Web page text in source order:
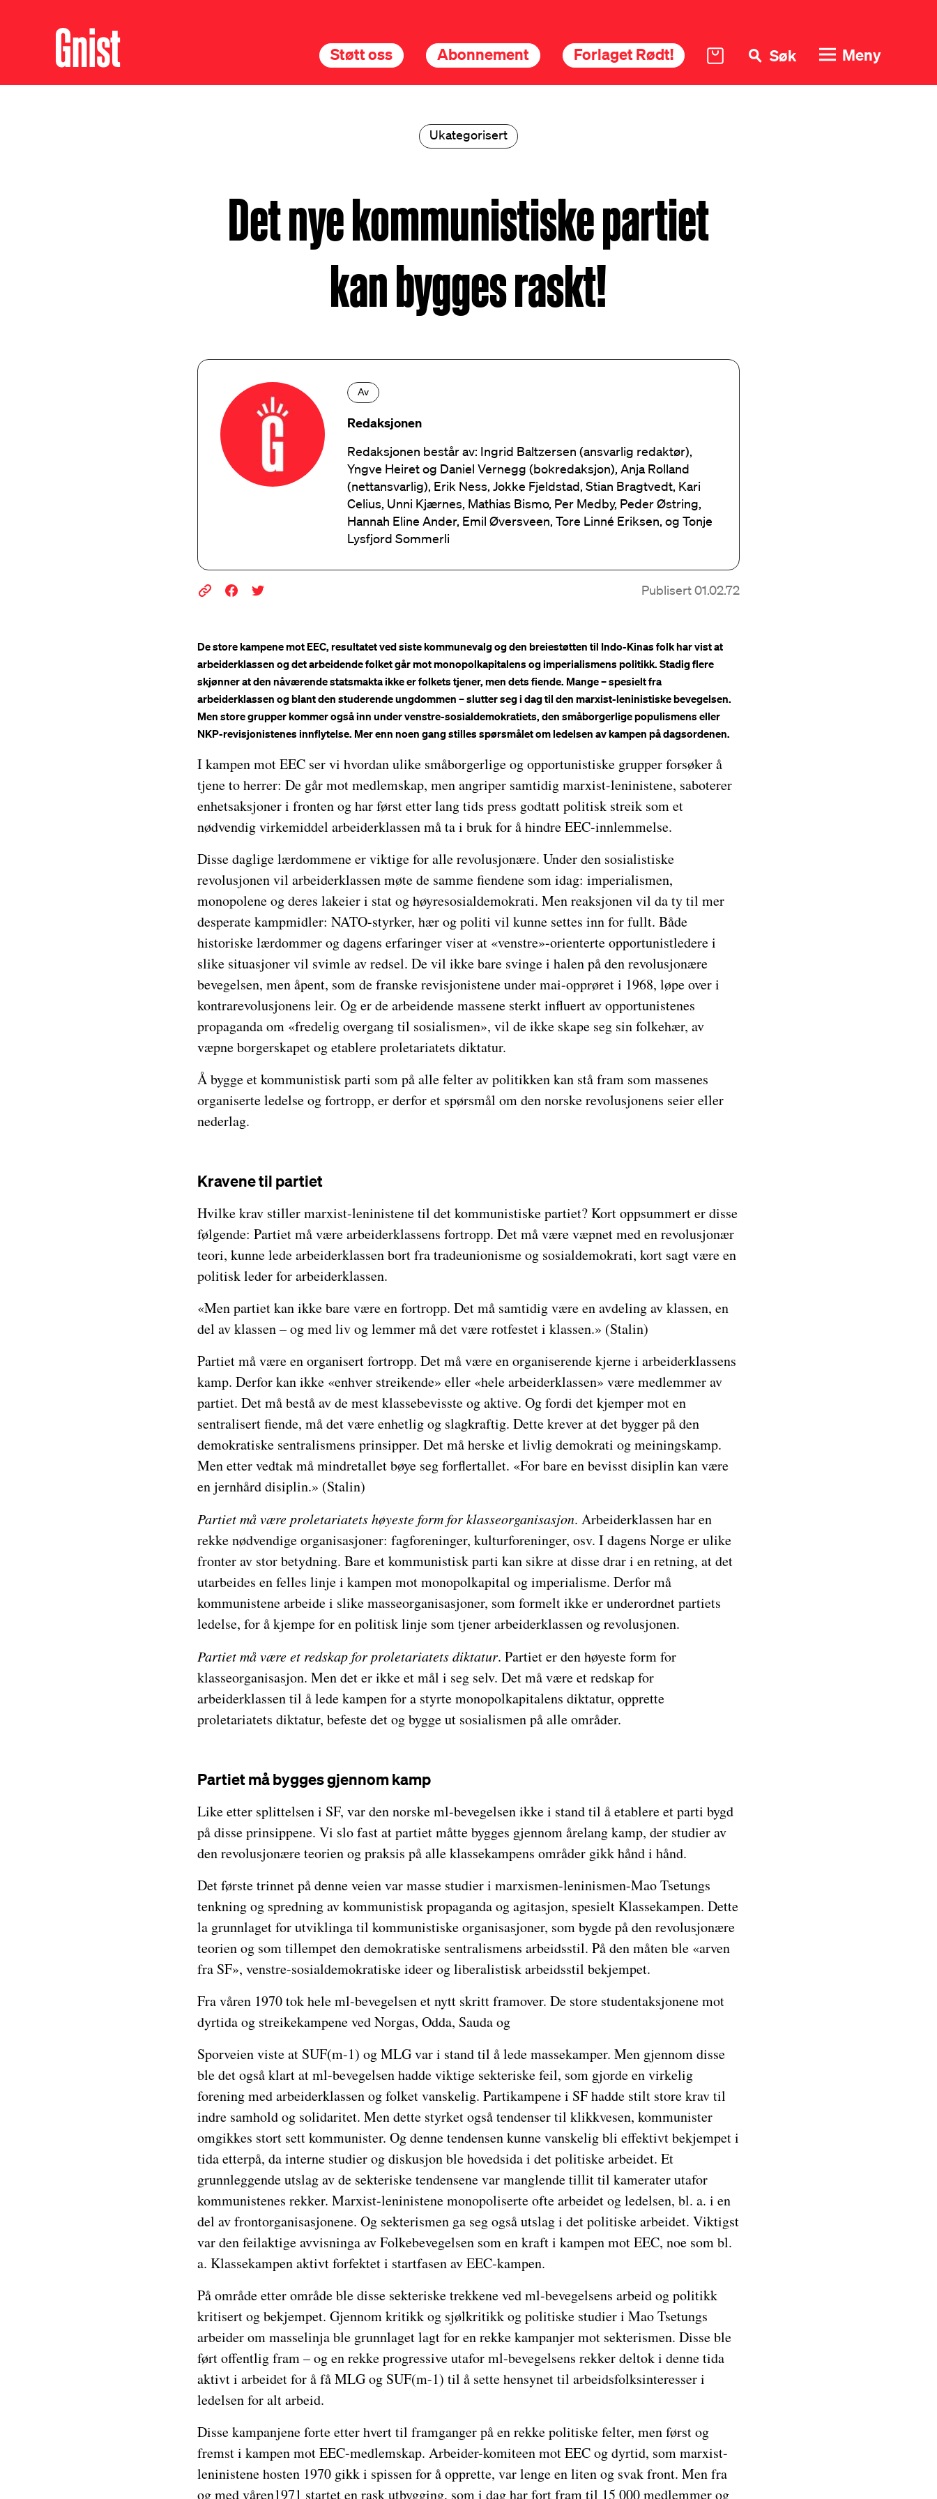
Støtt oss Abonnement Forlaget Rødt! Søk Meny
Ukategorisert
Det nye kommunistiske partiet
kan bygges raskt!
Av
Redaksjonen
Redaksjonen består av: Ingrid Baltzersen (ansvarlig redaktør),
Yngve Heiret og Daniel Vernegg (bokredaksjon), Anja Rolland
(nettansvarlig), Erik Ness, Jokke Fjeldstad, Stian Bragtvedt, Kari
Celius, Unni Kjærnes, Mathias Bismo, Per Medby, Peder Østring,
Hannah Eline Ander, Emil Øversveen, Tore Linné Eriksen, og Tonje
Lysfjord Sommerli
Publisert 01.02.72
De store kampene mot EEC, resultatet ved siste kommunevalg og den breiestøtten til Indo-Kinas folk har vist at
arbeiderklassen og det arbeidende folket går mot monopolkapitalens og imperialismens politikk. Stadig flere
skjønner at den nåværende statsmakta ikke er folkets tjener, men dets fiende. Mange – spesielt fra
arbeiderklassen og blant den studerende ungdommen – slutter seg i dag til den marxist-leninistiske bevegelsen.
Men store grupper kommer også inn under venstre-sosialdemokratiets, den småborgerlige populismens eller
NKP-revisjonistenes innflytelse. Mer enn noen gang stilles spørsmålet om ledelsen av kampen på dagsordenen.
I kampen mot EEC ser vi hvordan ulike småborgerlige og opportunistiske grupper forsøker å
tjene to herrer: De går mot medlemskap, men angriper samtidig marxist-leninistene, saboterer
enhetsaksjoner i fronten og har først etter lang tids press godtatt politisk streik som et
nødvendig virkemiddel arbeiderklassen må ta i bruk for å hindre EEC-innlemmelse.
Disse daglige lærdommene er viktige for alle revolusjonære. Under den sosialistiske
revolusjonen vil arbeiderklassen møte de samme fiendene som idag: imperialismen,
monopolene og deres lakeier i stat og høyresosialdemokrati. Men reaksjonen vil da ty til mer
desperate kampmidler: NATO-styrker, hær og politi vil kunne settes inn for fullt. Både
historiske lærdommer og dagens erfaringer viser at «venstre»-orienterte opportunistledere i
slike situasjoner vil svimle av redsel. De vil ikke bare svinge i halen på den revolusjonære
bevegelsen, men åpent, som de franske revisjonistene under mai-opprøret i 1968, løpe over i
kontrarevolusjonens leir. Og er de arbeidende massene sterkt influert av opportunistenes
propaganda om «fredelig overgang til sosialismen», vil de ikke skape seg sin folkehær, av
væpne borgerskapet og etablere proletariatets diktatur.
Å bygge et kommunistisk parti som på alle felter av politikken kan stå fram som massenes
organiserte ledelse og fortropp, er derfor et spørsmål om den norske revolusjonens seier eller
nederlag.
Kravene til partiet
Hvilke krav stiller marxist-leninistene til det kommunistiske partiet? Kort oppsummert er disse
følgende: Partiet må være arbeiderklassens fortropp. Det må være væpnet med en revolusjonær
teori, kunne lede arbeiderklassen bort fra tradeunionisme og sosialdemokrati, kort sagt være en
politisk leder for arbeiderklassen.
«Men partiet kan ikke bare være en fortropp. Det må samtidig være en avdeling av klassen, en
del av klassen – og med liv og lemmer må det være rotfestet i klassen.» (Stalin)
Partiet må være en organisert fortropp. Det må være en organiserende kjerne i arbeiderklassens
kamp. Derfor kan ikke «enhver streikende» eller «hele arbeiderklassen» være medlemmer av
partiet. Det må bestå av de mest klassebevisste og aktive. Og fordi det kjemper mot en
sentralisert fiende, må det være enhetlig og slagkraftig. Dette krever at det bygger på den
demokratiske sentralismens prinsipper. Det må herske et livlig demokrati og meiningskamp.
Men etter vedtak må mindretallet bøye seg forflertallet. «For bare en bevisst disiplin kan være
en jernhård disiplin.» (Stalin)
Partiet må være proletariatets høyeste form for klasseorganisasjon. Arbeiderklassen har en
rekke nødvendige organisasjoner: fagforeninger, kulturforeninger, osv. I dagens Norge er ulike
fronter av stor betydning. Bare et kommunistisk parti kan sikre at disse drar i en retning, at det
utarbeides en felles linje i kampen mot monopolkapital og imperialisme. Derfor må
kommunistene arbeide i slike masseorganisasjoner, som formelt ikke er underordnet partiets
ledelse, for å kjempe for en politisk linje som tjener arbeiderklassen og revolusjonen.
Partiet må være et redskap for proletariatets diktatur. Partiet er den høyeste form for
klasseorganisasjon. Men det er ikke et mål i seg selv. Det må være et redskap for
arbeiderklassen til å lede kampen for a styrte monopolkapitalens diktatur, opprette
proletariatets diktatur, befeste det og bygge ut sosialismen på alle områder.
Partiet må bygges gjennom kamp
Like etter splittelsen i SF, var den norske ml-bevegelsen ikke i stand til å etablere et parti bygd
på disse prinsippene. Vi slo fast at partiet måtte bygges gjennom årelang kamp, der studier av
den revolusjonære teorien og praksis på alle klassekampens områder gikk hånd i hånd.
Det første trinnet på denne veien var masse studier i marxismen-leninismen-Mao Tsetungs
tenkning og spredning av kommunistisk propaganda og agitasjon, spesielt Klassekampen. Dette
la grunnlaget for utviklinga til kommunistiske organisasjoner, som bygde på den revolusjonære
teorien og som tillempet den demokratiske sentralismens arbeidsstil. På den måten ble «arven
fra SF», venstre-sosialdemokratiske ideer og liberalistisk arbeidsstil bekjempet.
Fra våren 1970 tok hele ml-bevegelsen et nytt skritt framover. De store studentaksjonene mot
dyrtida og streikekampene ved Norgas, Odda, Sauda og
Sporveien viste at SUF(m-1) og MLG var i stand til å lede massekamper. Men gjennom disse
ble det også klart at ml-bevegelsen hadde viktige sekteriske feil, som gjorde en virkelig
forening med arbeiderklassen og folket vanskelig. Partikampene i SF hadde stilt store krav til
indre samhold og solidaritet. Men dette styrket også tendenser til klikkvesen, kommunister
omgikkes stort sett kommunister. Og denne tendensen kunne vanskelig bli effektivt bekjempet i
tida etterpå, da interne studier og diskusjon ble hovedsida i det politiske arbeidet. Et
grunnleggende utslag av de sekteriske tendensene var manglende tillit til kamerater utafor
kommunistenes rekker. Marxist-leninistene monopoliserte ofte arbeidet og ledelsen, bl. a. i en
del av frontorganisasjonene. Og sekterismen ga seg også utslag i det politiske arbeidet. Viktigst
var den feilaktige avvisninga av Folkebevegelsen som en kraft i kampen mot EEC, noe som bl.
a. Klassekampen aktivt forfektet i startfasen av EEC-kampen.
På område etter område ble disse sekteriske trekkene ved ml-bevegelsens arbeid og politikk
kritisert og bekjempet. Gjennom kritikk og sjølkritikk og politiske studier i Mao Tsetungs
arbeider om masselinja ble grunnlaget lagt for en rekke kampanjer mot sekterismen. Disse ble
ført offentlig fram – og en rekke progressive utafor ml-bevegelsens rekker deltok i denne tida
aktivt i arbeidet for å få MLG og SUF(m-1) til å sette hensynet til arbeidsfolksinteresser i
ledelsen for alt arbeid.
Disse kampanjene forte etter hvert til framganger på en rekke politiske felter, men først og
fremst i kampen mot EEC-medlemskap. Arbeider-komiteen mot EEC og dyrtid, som marxist-
leninistene hosten 1970 gikk i spissen for å opprette, var lenge en liten og svak front. Men fra
og med våren1971 startet en rask utbygging, som i dag har fort fram til 15 000 medlemmer og